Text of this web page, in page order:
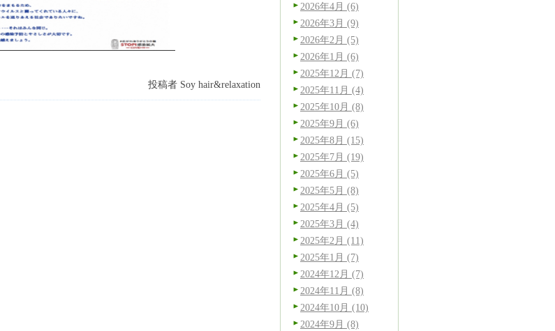
投稿者 Soy hair&relaxation
2026年4月 (6)
2026年3月 (9)
2026年2月 (5)
2026年1月 (6)
2025年12月 (7)
2025年11月 (4)
2025年10月 (8)
2025年9月 (6)
2025年8月 (15)
2025年7月 (19)
2025年6月 (5)
2025年5月 (8)
2025年4月 (5)
2025年3月 (4)
2025年2月 (11)
2025年1月 (7)
2024年12月 (7)
2024年11月 (8)
2024年10月 (10)
2024年9月 (8)